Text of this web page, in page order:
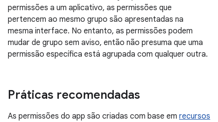
permissões a um aplicativo, as permissões que
pertencem ao mesmo grupo são apresentadas na
mesma interface. No entanto, as permissões podem
mudar de grupo sem aviso, então não presuma que uma
permissão específica está agrupada com qualquer outra.
Práticas recomendadas
As permissões do app são criadas com base em recursos